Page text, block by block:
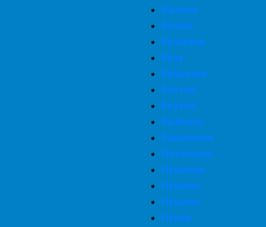
Ржевск
Рязань
Рузаевка
Руза
Рубцовск
Ростов
Реутов
Рыбинск
Раменское
Пятигорск
Пушкино
Пушкин
Пущино
Псков